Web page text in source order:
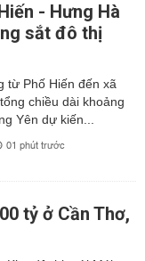
- Hưng Hà
sắt đô thị
từ Phố Hiến đến xã
chiều dài khoảng
Yên dự kiến...
01 phút trước
tỷ ở Cần Thơ,